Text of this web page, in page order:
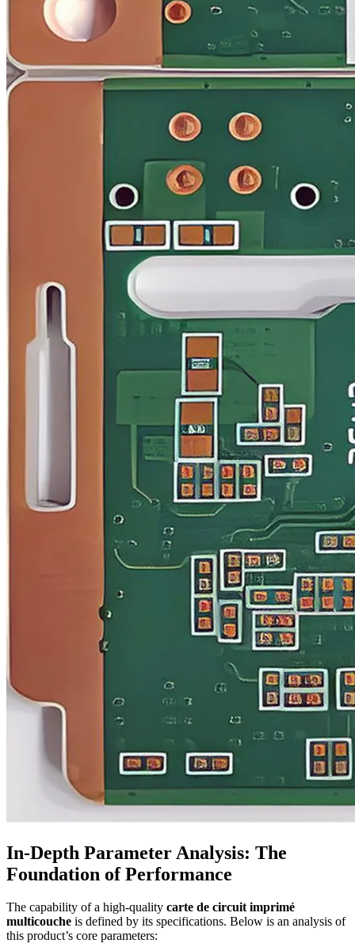
In-Depth Parameter Analysis: The
Foundation of Performance
The capability of a high-quality carte de circuit imprimé
multicouche is defined by its specifications. Below is an analysis of
this product’s core parameters: